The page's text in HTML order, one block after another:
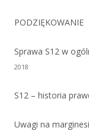
PODZIĘKOWANIE
Sprawa S12 w
2018
S12 – historia
Uwagi na